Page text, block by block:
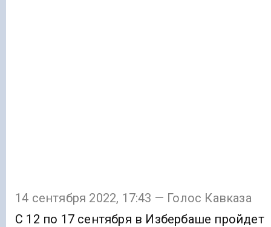
14 сентября 2022, 17:43 — Голос Кавказа
С 12 по 17 сентября в Избербаше пройдет